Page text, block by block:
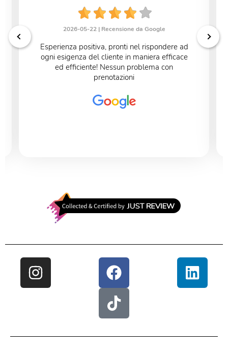
2026-05-22 | Recensione da Google
Esperienza positiva, pronti nel rispondere ad
ogni esigenza del cliente in maniera efficace
ed efficiente! Nessun problema con
prenotazioni